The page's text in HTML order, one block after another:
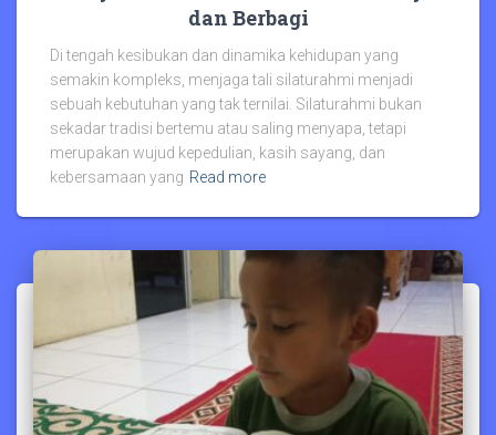
dan Berbagi
Di tengah kesibukan dan dinamika kehidupan yang
semakin kompleks, menjaga tali silaturahmi menjadi
sebuah kebutuhan yang tak ternilai. Silaturahmi bukan
sekadar tradisi bertemu atau saling menyapa, tetapi
merupakan wujud kepedulian, kasih sayang, dan
kebersamaan yang Read more